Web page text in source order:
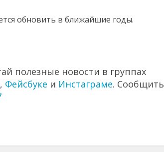
обновить в ближайшие годы.
полезные новости в группах
, Фейсбуке и Инстаграме. Сообщить